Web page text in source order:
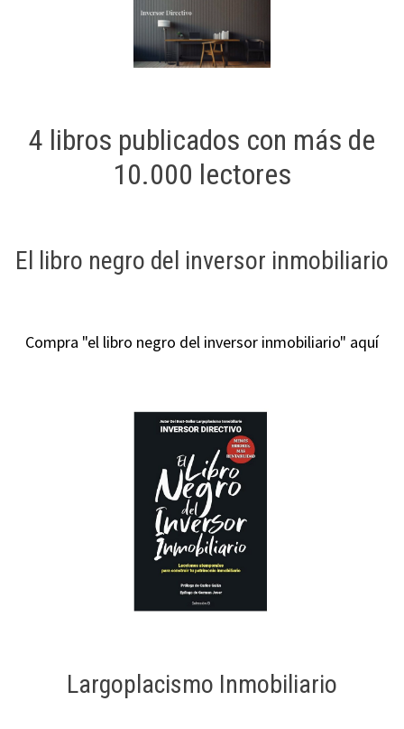
4 libros publicados con más de
10.000 lectores
El libro negro del inversor inmobiliario
Compra "el libro negro del inversor inmobiliario" aquí
Largoplacismo Inmobiliario